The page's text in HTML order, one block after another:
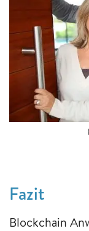
Fazit
Blockchain